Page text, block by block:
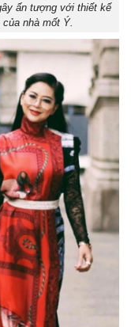
ấn tượng với thiết kế
nhà mốt Ý.